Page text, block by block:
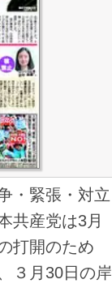
号
号
号
年06月29日号
／カジノ用地賃
２０２２年１０
たたかう/志位委
・ジャーナリス
日合併号）
ご協力をお願い
作成 （２０２２
・緊張・対立
共産党は3月
打開のため
３月30日の岸